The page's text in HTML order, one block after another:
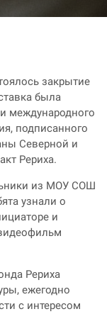
закрытие
была
международного
подписанного
Северной и
Рериха.
из МОУ СОШ
узнали о
и
Рериха
ежегодно
с интересом